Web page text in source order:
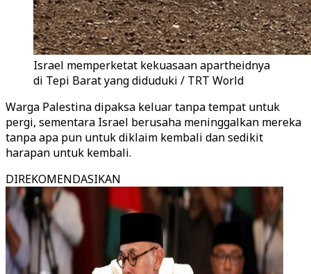
Israel memperketat kekuasaan apartheidnya
di Tepi Barat yang diduduki / TRT World
Warga Palestina dipaksa keluar tanpa tempat untuk
pergi, sementara Israel berusaha meninggalkan mereka
tanpa apa pun untuk diklaim kembali dan sedikit
harapan untuk kembali.
DIREKOMENDASIKAN